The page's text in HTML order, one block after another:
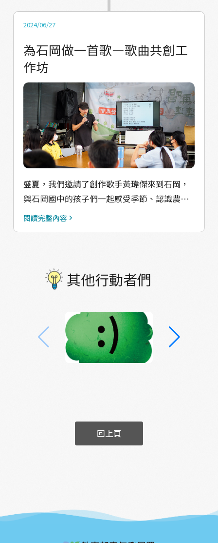
2024/06/27
為石岡做一首歌—歌曲共創工
作坊
盛夏，我們邀請了創作歌手黃瑋傑來到石岡，
與石岡國中的孩子們一起感受季節、認識農友
與社區，漸漸引導他們寫下「對於石岡的想
閱讀完整內容
其他行動者們
回上頁